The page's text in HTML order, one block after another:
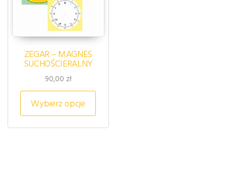
ZEGAR – MAGNES
SUCHOŚCIERALNY
90,00 zł
Wybierz opcje
Ten produkt ma wiele